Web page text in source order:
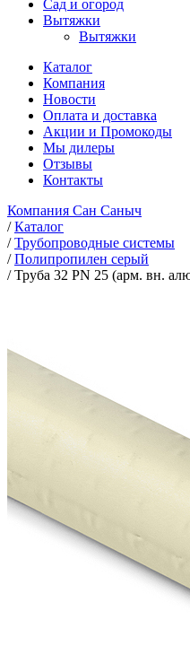
Сад и огород
Вытяжки
Вытяжки
Каталог
Компания
Новости
Оплата и доставка
Акции и Промокоды
Мы дилеры
Отзывы
Контакты
Компания Сан Саныч
/Каталог
/Трубопроводные системы
/Полипропилен серый
/Труба 32 PN 25 (арм. вн.